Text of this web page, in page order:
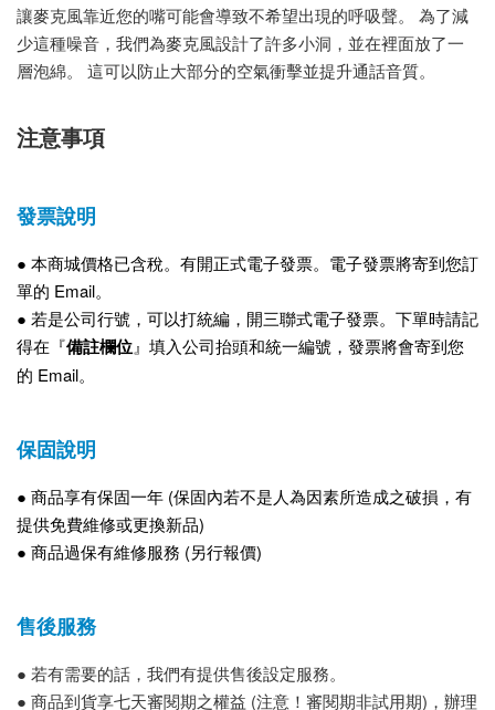
讓麥克風靠近您的嘴可能會導致不希望出現的呼吸聲。 為了減
少這種噪音，我們為麥克風設計了許多小洞，並在裡面放了一
層泡綿。 這可以防止大部分的空氣衝擊並提升通話音質。
注意事項
發票說明
● 本商城價格已含稅。有開正式電子發票。電子發票將寄到您訂
單的 Email。
● 若是公司行號，可以打統編，開三聯式電子發票。下單時請記
得在『備註欄位』填入公司抬頭和統一編號，發票將會寄到您
的 Email。
保固說明
● 商品享有保固一年 (保固內若不是人為因素所造成之破損，有
提供免費維修或更換新品)
● 商品過保有維修服務 (另行報價)
售後服務
● 若有需要的話，我們有提供售後設定服務。
● 商品到貨享七天審閱期之權益 (注意！審閱期非試用期)，辦理